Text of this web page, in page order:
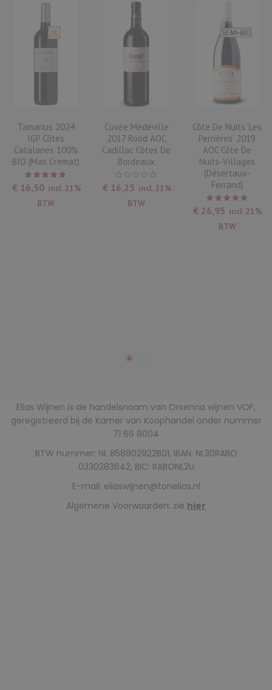
Tamarius 2024
IGP Côtes
Catalanes 100%
BIO (Mas Cremat)
Waardering
5.00
uit
€16,50 incl. 21%
BTW
Cuvée Médéville
2017 Rood AOC
Cadillac Côtes De
Bordeaux
€16,25 incl. 21%
BTW
Côte De Nuits ‘Les
Perrières’ 2019
AOC Côte De
Nuits-Villages
(Désertaux-
Ferrand)
Waardering
5.00
uit
€ 26,95 incl. 21%
BTW
Elias Wijnen is de handelsnaam van Orsenna wijnen VOF,
geregistreerd bij de Kamer van Koophandel onder nummer
71 66 8004
BTW nummer: NL 858802922B01, IBAN: NL30RABO
0330283642, BIC: RABONL2U
E-mail: eliaswijnen@tonelias.nl
Algemene Voorwaarden: zie hier